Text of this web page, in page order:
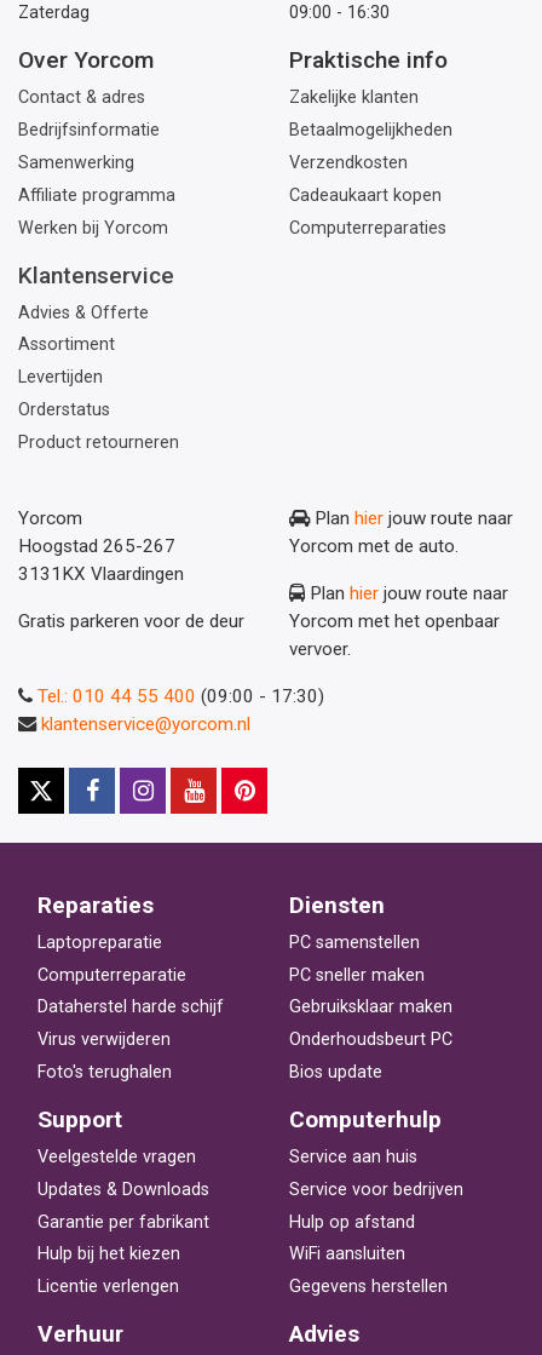
Zaterdag
09:00 - 16:30
Over Yorcom
Contact & adres
Bedrijfsinformatie
Samenwerking
Affiliate programma
Werken bij Yorcom
Praktische info
Zakelijke klanten
Betaalmogelijkheden
Verzendkosten
Cadeaukaart kopen
Computerreparaties
Klantenservice
Advies & Offerte
Assortiment
Levertijden
Orderstatus
Product retourneren
Yorcom
Hoogstad 265-267
3131KX Vlaardingen
Gratis parkeren voor de deur
Plan hier jouw route naar
Yorcom met de auto.
Plan hier jouw route naar
Yorcom met het openbaar
vervoer.
Tel.: 010 44 55 400 (09:00 - 17:30)
klantenservice@yorcom.nl
Reparaties
Laptopreparatie
Computerreparatie
Dataherstel harde schijf
Virus verwijderen
Foto's terughalen
Diensten
PC samenstellen
PC sneller maken
Gebruiksklaar maken
Onderhoudsbeurt PC
Bios update
Support
Veelgestelde vragen
Updates & Downloads
Garantie per fabrikant
Hulp bij het kiezen
Licentie verlengen
Computerhulp
Service aan huis
Service voor bedrijven
Hulp op afstand
WiFi aansluiten
Gegevens herstellen
Verhuur Advies